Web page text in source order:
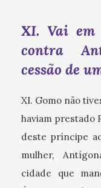
XI. Vai em
contra
cessão de
XI. Gomo não
haviam prestado
deste príncipe
mulher,
cidade que